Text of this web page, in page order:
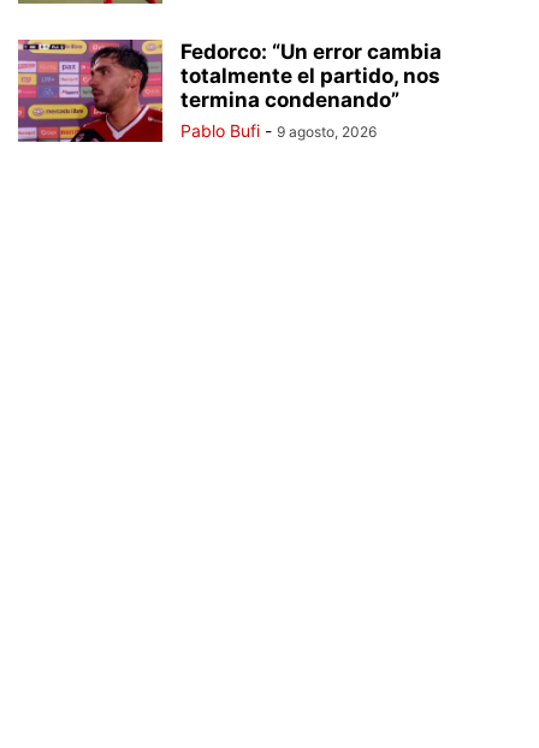
Fedorco: “Un error cambia
totalmente el partido, nos
termina condenando”
Pablo Bufi - 9 agosto, 2026